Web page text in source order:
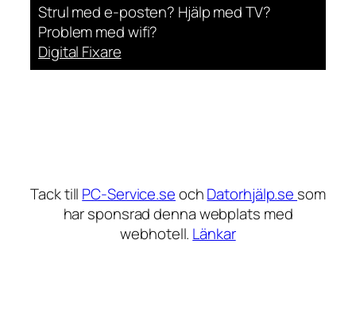
Strul med e-posten? Hjälp med TV?
Problem med wifi?
Digital Fixare
Tack till PC-Service.seochDatorhjälp.se som
har sponsrad denna webplats med
webhotell. Länkar